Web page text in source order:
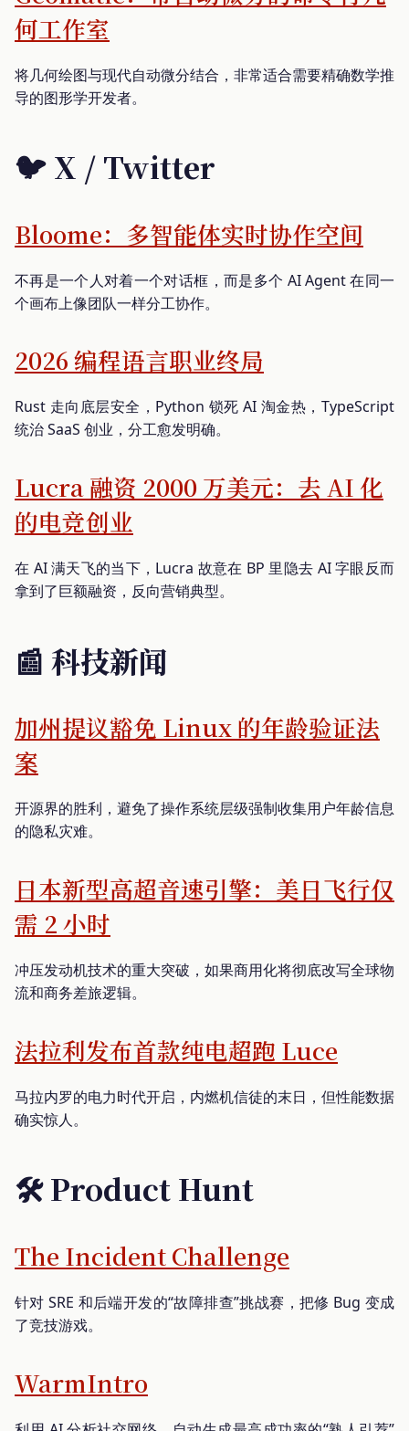
何工作室
将几何绘图与现代自动微分结合，非常适合需要精确数学推
导的图形学开发者。
🐦 X / Twitter
Bloome：多智能体实时协作空间
不再是一个人对着一个对话框，而是多个 AI Agent 在同一
个画布上像团队一样分工协作。
2026 编程语言职业终局
Rust 走向底层安全，Python 锁死 AI 淘金热，TypeScript
统治 SaaS 创业，分工愈发明确。
Lucra 融资 2000 万美元：去 AI 化
的电竞创业
在 AI 满天飞的当下，Lucra 故意在 BP 里隐去 AI 字眼反而
拿到了巨额融资，反向营销典型。
📰 科技新闻
加州提议豁免 Linux 的年龄验证法
案
开源界的胜利，避免了操作系统层级强制收集用户年龄信息
的隐私灾难。
日本新型高超音速引擎：美日飞行仅
需 2 小时
冲压发动机技术的重大突破，如果商用化将彻底改写全球物
流和商务差旅逻辑。
法拉利发布首款纯电超跑 Luce
马拉内罗的电力时代开启，内燃机信徒的末日，但性能数据
确实惊人。
🛠️ Product Hunt
The Incident Challenge
针对 SRE 和后端开发的“故障排查”挑战赛，把修 Bug 变成
了竞技游戏。
WarmIntro